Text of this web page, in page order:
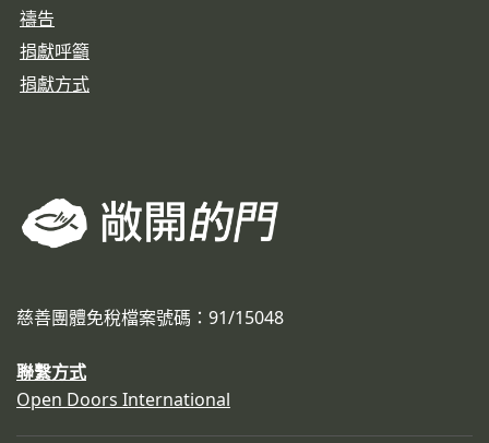
禱告
捐獻呼籲
捐獻方式
慈善團體免稅檔案號碼：91/15048
聯繫方式
Open Doors International